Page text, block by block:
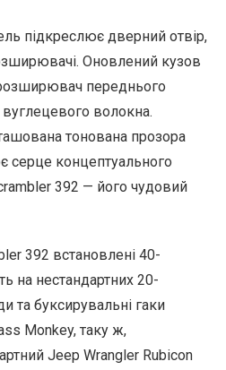
підкреслює дверний отвір,
Оновлений кузов
переднього
вуглецевого волокна.
тонована прозора
серце концептуального
392 — його чудовий
392 встановлені 40-
на нестандартних 20-
та буксирувальні гаки
Monkey, таку ж,
Jeep Wrangler Rubicon